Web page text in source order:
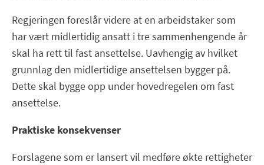
Regjeringen foreslår videre at en arbeidstaker som
har vært midlertidig ansatt i tre sammenhengende år
skal ha rett til fast ansettelse. Uavhengig av hvilket
grunnlag den midlertidige ansettelsen bygger på.
Dette skal bygge opp under hovedregelen om fast
ansettelse.
Praktiske konsekvenser
Forslagene som er lansert vil medføre økte rettigheter